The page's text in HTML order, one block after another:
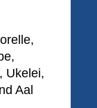
Ukelei,
Aal